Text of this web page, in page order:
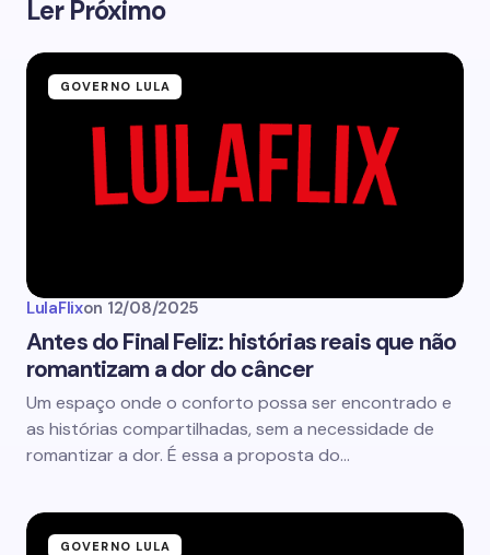
Ler Próximo
GOVERNO LULA
LulaFlixon 12/08/2025
Antes do Final Feliz: histórias reais que não
romantizam a dor do câncer
Um espaço onde o conforto possa ser encontrado e
as histórias compartilhadas, sem a necessidade de
romantizar a dor. É essa a proposta do…
GOVERNO LULA